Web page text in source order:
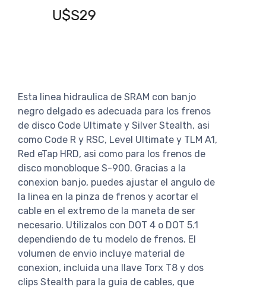
U$S29
Esta linea hidraulica de SRAM con banjo
negro delgado es adecuada para los frenos
de disco Code Ultimate y Silver Stealth, asi
como Code R y RSC, Level Ultimate y TLM A1,
Red eTap HRD, asi como para los frenos de
disco monobloque S-900. Gracias a la
conexion banjo, puedes ajustar el angulo de
la linea en la pinza de frenos y acortar el
cable en el extremo de la maneta de ser
necesario. Utilizalos con DOT 4 o DOT 5.1
dependiendo de tu modelo de frenos. El
volumen de envio incluye material de
conexion, incluida una llave Torx T8 y dos
clips Stealth para la guia de cables, que